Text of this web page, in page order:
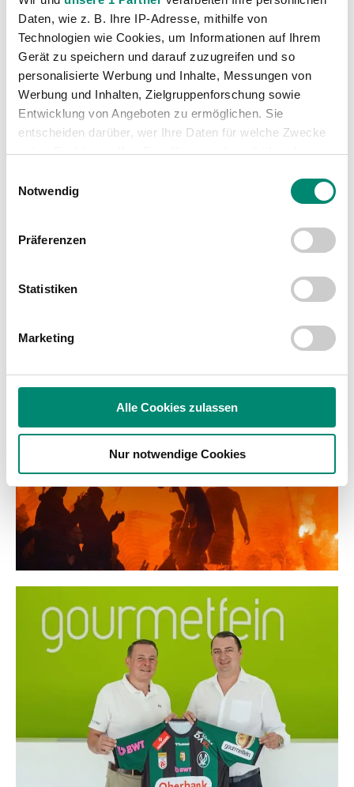
Daten, wie z. B. Ihre IP-Adresse, mithilfe von
Technologien wie Cookies, um Informationen auf Ihrem
Gerät zu speichern und darauf zuzugreifen und so
personalisierte Werbung und Inhalte, Messungen von
Werbung und Inhalten, Zielgruppenforschung sowie
Entwicklung von Angeboten zu ermöglichen. Sie
entscheiden darüber, wer Ihre Daten für welche Zwecke
nutzt. Sie können Ihre Einwilligung jederzeit über die
Trigger Symbol ändern oder widerrufen
Erfahren Sie mehr darüber, wie Ihre persönlichen Daten
verarbeitet werden, und legen Sie Ihre Präferenzen im
Wir verwenden Cookies, um Inhalte und Anzeigen zu
zu können und die Zugriffe auf unsere Website zu
Verwendung unserer Website an unsere Partner für
weiteren Daten zusammen, die Sie ihnen bereitgestellt
haben oder die sie im Rahmen Ihrer Nutzung der Dienste
gesammelt haben.
Weitere Details, insbesondere zu Speicherdauer und
Empfänger entnehmen Sie unserer
Datenschutzerklärung.
Notwendig
Präferenzen
Statistiken
Marketing
Alle Cookies zulassen
Nur notwendige Cookies
WEITERE NEWS